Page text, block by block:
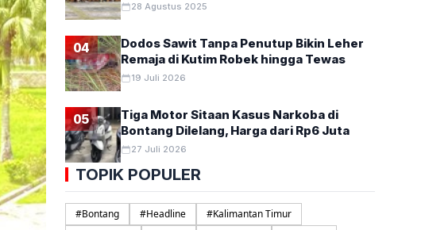
28 Agustus 2025
04
Dodos Sawit Tanpa Penutup Bikin Leher
Remaja di Kutim Robek hingga Tewas
19 Juli 2026
05
Tiga Motor Sitaan Kasus Narkoba di
Bontang Dilelang, Harga dari Rp6 Juta
27 Juli 2026
TOPIK POPULER
#Bontang #Headline #Kalimantan Timur